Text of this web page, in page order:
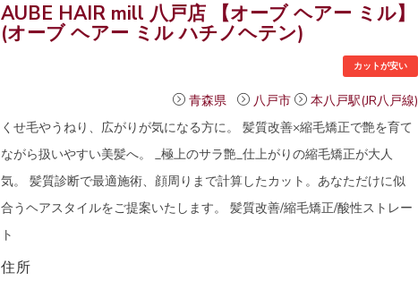
AUBE HAIR mill 八戸店 【オーブ ヘアー ミル】
(オーブ ヘアー ミル ハチノヘテン)
カットが安い
青森県 八戸市
本八戸駅(JR八戸線)
くせ毛やうねり、広がりが気になる方に。 髪質改善×縮毛矯正で艶を育て
ながら扱いやすい美髪へ。 _極上のサラ艶_仕上がりの縮毛矯正が大人
気。 髪質診断で最適施術、顔周りまで計算したカット。あなただけに似
合うヘアスタイルをご提案いたします。 髪質改善/縮毛矯正/酸性ストレー
ト
住所